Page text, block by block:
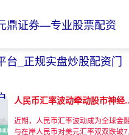
鼎证券—专业股票配资
台_正规实盘炒股配资门
人民币汇率波
近期，人民币汇率波动成为全球金
与在岸人民币对美元汇率双双跌破